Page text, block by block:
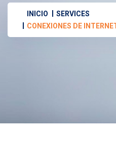
INICIO
SERVICES
CONEXIONES DE